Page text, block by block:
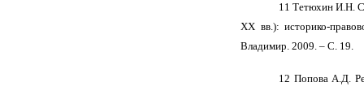
11 Тетюхин И.Н.
XX вв.): историко-
Владимир. 2009. – С. 19.
12 Попова А.Д.